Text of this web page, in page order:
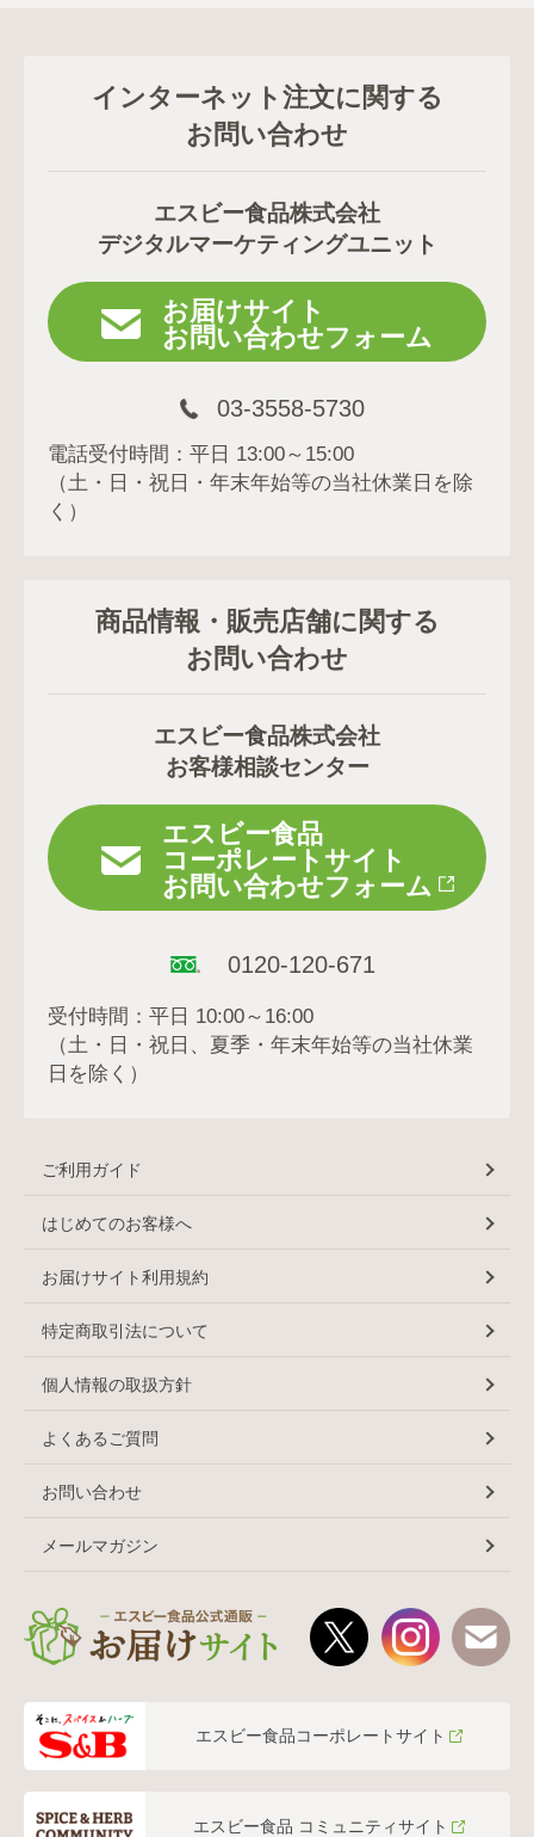
インターネット注文に関する
お問い合わせ
エスビー食品株式会社
デジタルマーケティングユニット
お届けサイト
お問い合わせフォーム
03-3558-5730
電話受付時間：平日 13:00～15:00
（土・日・祝日・年末年始等の当社休業日を除
く）
商品情報・販売店舗に関する
お問い合わせ
エスビー食品株式会社
お客様相談センター
エスビー食品
コーポレートサイト
お問い合わせフォーム
0120-120-671
受付時間：平日 10:00～16:00
（土・日・祝日、夏季・年末年始等の当社休業
日を除く）
ご利用ガイド
はじめてのお客様へ
お届けサイト利用規約
特定商取引法について
個人情報の取扱方針
よくあるご質問
お問い合わせ
メールマガジン
エスビー食品コーポレートサイト
エスビー食品 コミュニティサイト